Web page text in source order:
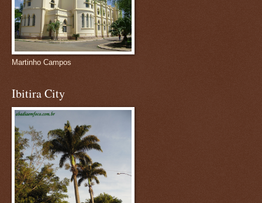
Martinho Campos
Ibitira City